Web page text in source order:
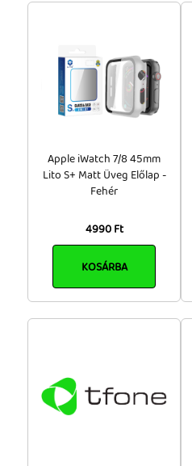
Csatlakozó
Lightning/USB Type-C
Apple iWatch 7/8 45mm
Lito S+ Matt Üveg Előlap -
Fehér
4990 Ft
KOSÁRBA